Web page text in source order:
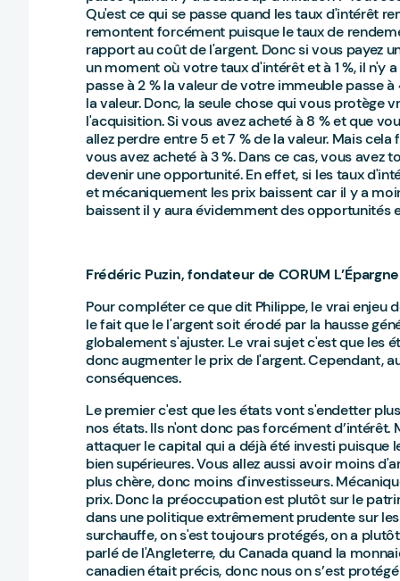
Qu'est ce qui se passe quand les taux d'intérêt
remontent forcément puisque le taux de
rapport au coût de l'argent. Donc si vous payez
un moment où votre taux d'intérêt et à 1 %, il n'y
passe à 2 % la valeur de votre immeuble passe
la valeur. Donc, la seule chose qui vous protège
l'acquisition. Si vous avez acheté à 8 % et que
allez perdre entre 5 et 7 % de la valeur. Mais
vous avez acheté à 3 %. Dans ce cas, vous
devenir une opportunité. En effet, si les taux
et mécaniquement les prix baissent car il y a
baissent il y aura évidemment des opportunités
Frédéric Puzin, fondateur de CORUM
Pour compléter ce que dit Philippe, le vrai enjeu
le fait que le l'argent soit érodé par la hausse
globalement s'ajuster. Le vrai sujet c'est que les
donc augmenter le prix de l'argent. Cependant,
conséquences.
Le premier c'est que les états vont s'endetter
nos états. Ils n'ont donc pas forcément
attaquer le capital qui a déjà été investi
bien supérieures. Vous allez aussi avoir moins
plus chère, donc moins d'investisseurs.
prix. Donc la préoccupation est plutôt sur le
dans une politique extrêmement prudente sur
surchauffe, on s'est toujours protégés, on a
parlé de l'Angleterre, du Canada quand la
canadien était précis, donc nous on s’est